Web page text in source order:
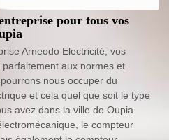
pour tous vos
Arneodo Electricité, vos
aux normes et
nous occuper du
et cela quel que soit le type
avez dans la ville de Oupia
le compteur